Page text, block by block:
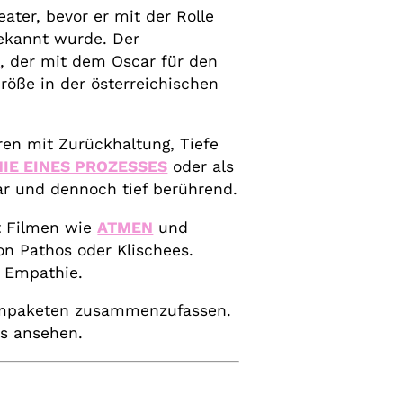
bevor er mit der Rolle
wurde. Der
, der mit dem Oscar für den
in der österreichischen
mit Zurückhaltung, Tiefe
EINES PROZESSES oder als
und dennoch tief berührend.
Filmen wieATMEN und
Pathos oder Klischees.
zusammenzufassen.
ansehen.